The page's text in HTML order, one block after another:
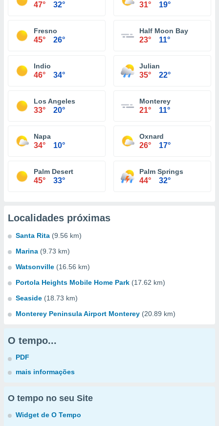
47° 32° 31° 19°
Fresno
45° 26°
Half Moon Bay
23° 11°
Indio
46° 34°
Julian
35° 22°
Los Angeles
33° 20°
Monterey
21° 11°
Napa
34° 10°
Oxnard
26° 17°
Palm Desert
45° 33°
Palm Springs
44° 32°
Localidades próximas
Santa Rita (9.56 km)
Marina (9.73 km)
Watsonville (16.56 km)
Portola Heights Mobile Home Park (17.62 km)
Seaside (18.73 km)
Monterey Peninsula Airport Monterey (20.89 km)
O tempo...
PDF
mais informações
O tempo no seu Site
Widget de O Tempo